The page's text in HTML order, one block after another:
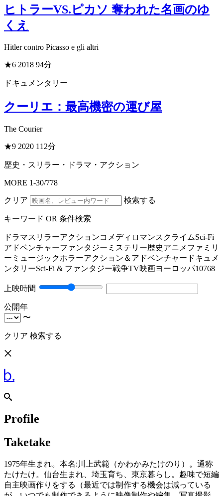
ヒトラーVS.ピカソ 奪われた名画のゆ
くえ
Hitler contro Picasso e gli altri
★6 2018 94分
ドキュメンタリー
クーリエ：最高機密の運び屋
The Courier
★9 2020 112分
歴史・スリラー・ドラマ・アクション
MORE 1-30/778
クリア 検索する
キーワード OR 条件検索
ドラマスリラーアクションコメディ ロマンス クライムSci-Fi
アドベンチャーファンタジー ミステリー歴史アニメ ファミリ
ー ミュージックホラーアクション＆アドベンチャー ドキュメ
ンタリーSci-Fi & ファンタジー戦争TV映画ヨーロッパ10768
上映時間
公開年
〜
クリア 検索する
Profile
Taketake
1975年生まれ。本名:川上武範（かわかみたけのり）。通称
たけたけ。仙台生まれ、埼玉育ち、東京暮らし。趣味で短編
自主映画作りをする（最近では制作する機会は減っている